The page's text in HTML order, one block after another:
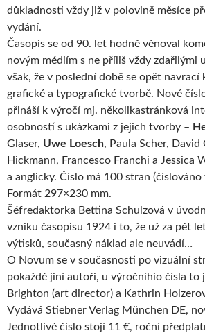
důkladnosti vždy již v polovině měsíce
vydání.
Časopis se od 90. let hodně věnoval
novým médiím s ne příliš vždy zdařilými
však, že v poslední době se opět navrací
grafické a typografické tvorbě. Nové
přináší k výročí mj. několikastránková
osobností s ukázkami z jejich tvorby –
Glaser, Uwe Loesch, Paula Scher, David
Hickmann, Francesco Franchi a Jessica
a anglicky. Číslo má 100 stran (číslováno
Formát 297×230 mm.
Šéfredaktorka Bettina Schulzová v
vzniku časopisu 1924 i to, že už za pět
výtisků, současný náklad ale neuvádí…
O Novum se v současnosti po vizuální
pokaždé jiní autoři, u výročníhio čísla to
Brighton (art director) a Kathrin
Vydává Stiebner Verlag München DE,
Jednotlivé číslo stojí 11 €, roční